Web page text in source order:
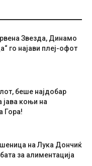
Звезда, Динамо
го најави плеј-офот
беше најдобар
јава коњи на
Гора!
на Лука Дончиќ
за алиментација